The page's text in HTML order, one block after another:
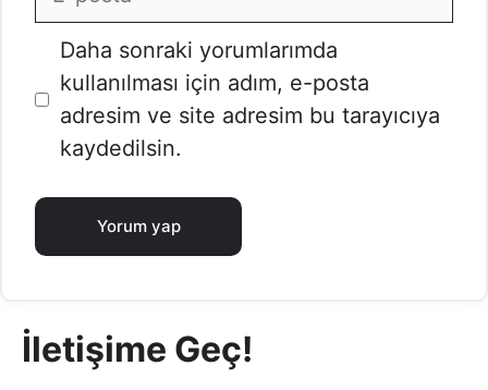
posta
İnternet
sitesi
Daha sonraki yorumlarımda
kullanılması için adım, e-posta
adresim ve site adresim bu tarayıcıya
kaydedilsin.
İletişime Geç!